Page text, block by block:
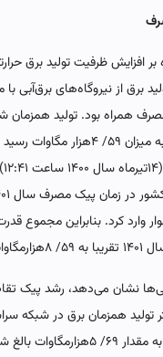
۱۴۰۱ علاوه بر افزایش ظرفیت تولید
برق از نیروگاه‌‌‌های برق‌‌‌آبی
همراه بود. تولید
مصرف سال ۱۴۰۱ به میزان ۵۹/
وارد کرد. بنابراین مجموع
رسید.
تولید همزمان برق در شبکه